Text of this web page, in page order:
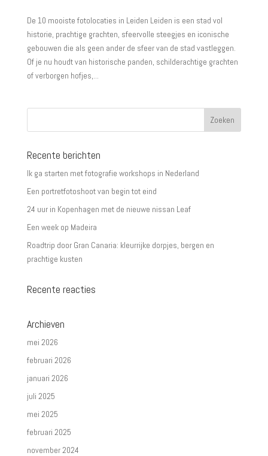
De 10 mooiste fotolocaties in Leiden Leiden is een stad vol
historie, prachtige grachten, sfeervolle steegjes en iconische
gebouwen die als geen ander de sfeer van de stad vastleggen.
Of je nu houdt van historische panden, schilderachtige grachten
of verborgen hofjes,...
Recente berichten
Ik ga starten met fotografie workshops in Nederland
Een portretfotoshoot van begin tot eind
24 uur in Kopenhagen met de nieuwe nissan Leaf
Een week op Madeira
Roadtrip door Gran Canaria: kleurrijke dorpjes, bergen en
prachtige kusten
Recente reacties
Archieven
mei 2026
februari 2026
januari 2026
juli 2025
mei 2025
februari 2025
november 2024